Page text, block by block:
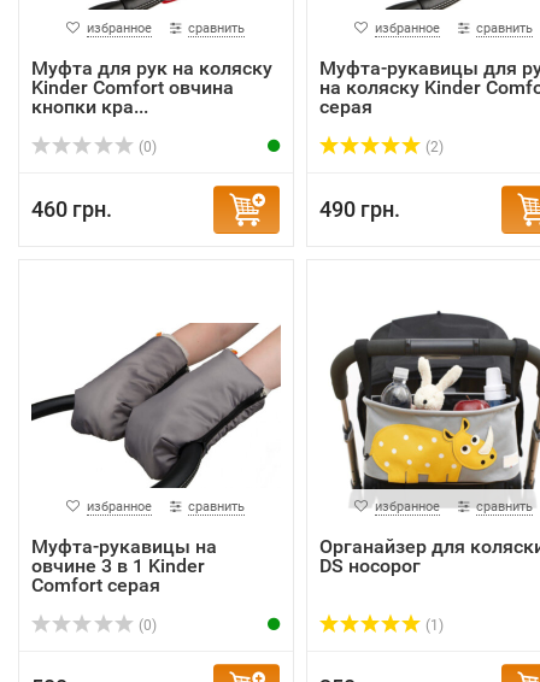
избранное сравнить
Муфта для рук на коляску
Kinder Comfort овчина
кнопки кра...
(0)
460 грн.
избранное сравнить
Муфта-рукавицы для
на коляску Kinder
серая
(2)
490 грн.
избранное сравнить
Муфта-рукавицы на
овчине 3 в 1 Kinder
Comfort серая
(0)
избранное сравнить
Органайзер для
DS носорог
(1)